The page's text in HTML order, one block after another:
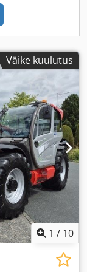
Väike kuulutus
1 / 10